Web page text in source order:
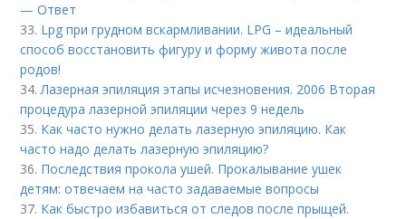
— Ответ
33. Lpg при грудном вскармливании. LPG – идеальный
способ восстановить фигуру и форму живота после
родов!
34.Лазерная эпиляция этапы исчезновения. 2006 Вторая
процедура лазерной эпиляции через 9 недель
35. Как часто нужно делать лазерную эпиляцию. Как
часто надо делать лазерную эпиляцию?
36. Последствия прокола ушей. Прокалывание ушек
детям: отвечаем на часто задаваемые вопросы
37. Как быстро избавиться от следов после прыщей.